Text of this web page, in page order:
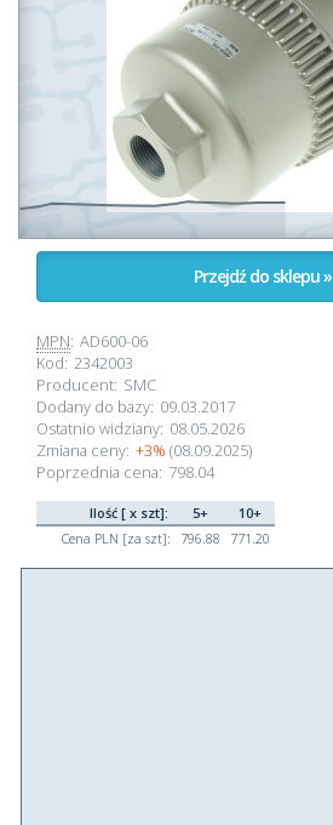
Przejdź do sklepu »
MPN: AD600-06
Kod: 2342003
Producent: SMC
Dodany do bazy: 09.03.2017
Ostatnio widziany: 08.05.2026
Zmiana ceny: +3% (08.09.2025)
Poprzednia cena: 798.04
Ilość [ x szt]: 5+
10+
Cena PLN [za szt]:
796.88 771.20